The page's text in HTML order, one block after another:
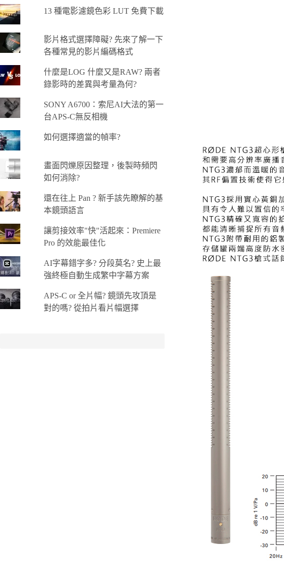
13 種電影濾鏡色彩 LUT 免費下載
影片格式選擇障礙? 先來了解一下
各種常見的影片編碼格式
什麼是LOG 什麼又是RAW? 兩者
錄影時的差異與考量為何?
SONY A6700：索尼AI大法的第一
台APS-C無反相機
如何選擇適當的幀率?
畫面閃爍原因整理，後製時頻閃
如何消除?
還在往上 Pan ? 新手該先瞭解的基
本鏡頭語言
讓剪接效率"快"活起來：Premiere
Pro 的效能最佳化
AI字幕錯字多? 分段莫名? 史上最
強終極自動生成繁中字幕方案
APS-C or 全片幅? 鏡頭先攻頂是
對的嗎? 從拍片看片幅選擇